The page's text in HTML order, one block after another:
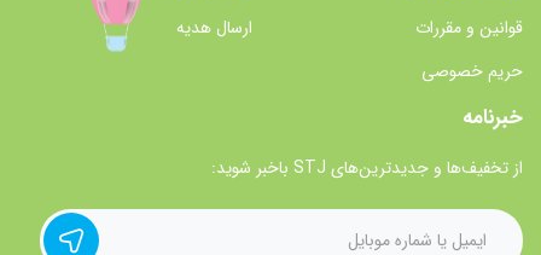
قوانین و مقررات
حریم خصوصی
ارسال هدیه
خبرنامه
از تخفیف‌ها و جدیدترین‌های STJ باخبر شوید: